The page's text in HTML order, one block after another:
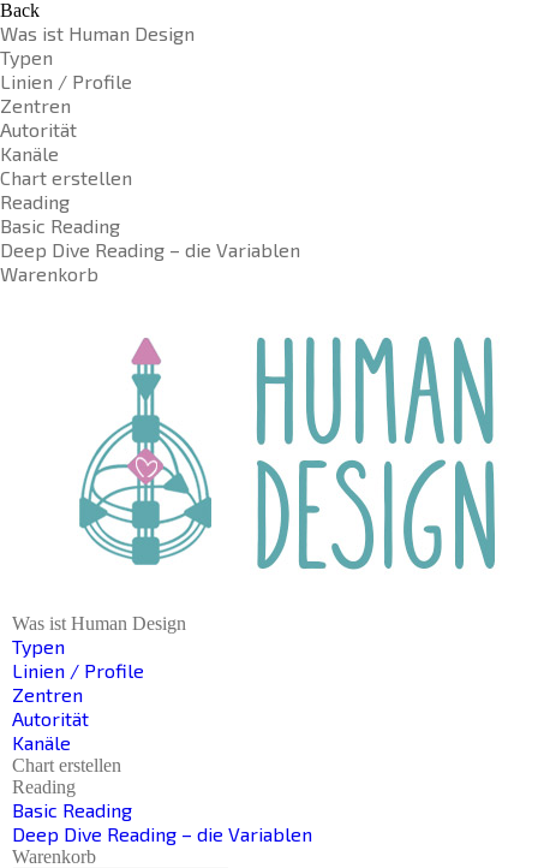
Back
Was ist Human Design
Typen
Linien / Profile
Zentren
Autorität
Kanäle
Chart erstellen
Reading
Basic Reading
Deep Dive Reading – die Variablen
Warenkorb
Was ist Human Design
Typen
Linien / Profile
Zentren
Autorität
Kanäle
Chart erstellen
Reading
Basic Reading
Deep Dive Reading – die Variablen
Warenkorb